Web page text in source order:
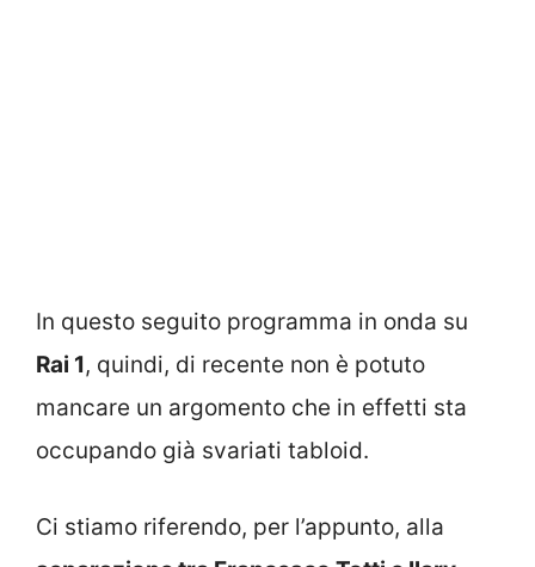
In questo seguito programma in onda su
Rai 1, quindi, di recente non è potuto
mancare un argomento che in effetti sta
occupando già svariati tabloid.
Ci stiamo riferendo, per l’appunto, alla